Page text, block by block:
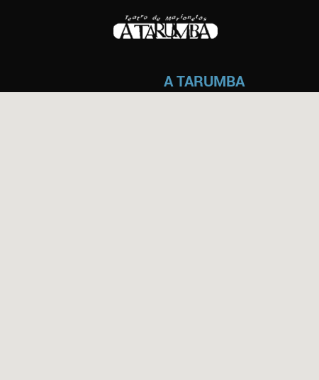
A TARUMBA